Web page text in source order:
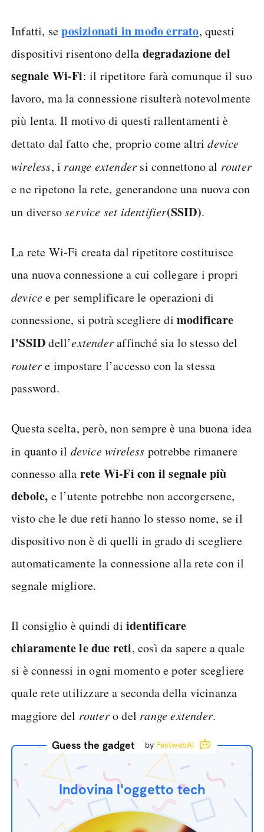
Infatti, seposizionati in modo errato, questi
dispositivi risentono della degradazione del
segnale Wi-Fi: il ripetitore farà comunque il suo
lavoro, ma la connessione risulterà notevolmente
più lenta. Il motivo di questi rallentamenti è
dettato dal fatto che, proprio come altridevice
wireless, i range extender si connettono al router
e ne ripetono la rete, generandone una nuova con
un diversoservice set identifier(SSID).
La rete Wi-Fi creata dal ripetitore costituisce
una nuova connessione a cui collegare i propri
devicee per semplificare le operazioni di
connessione, si potrà scegliere di modificare
l’SSIDdell’extenderaffinché sia lo stesso del
routere impostare l’accesso con la stessa
password.
Questa scelta, però, non sempre è una buona idea
in quanto il device wireless potrebbe rimanere
connesso alla rete Wi-Fi con il segnale più
debole, e l’utente potrebbe non accorgersene,
visto che le due reti hanno lo stesso nome, se il
dispositivo non è di quelli in grado di scegliere
automaticamente la connessione alla rete con il
segnale migliore.
Il consiglio è quindi di identificare
chiaramente le due reti, così da sapere a quale
si è connessi in ogni momento e poter scegliere
quale rete utilizzare a seconda della vicinanza
maggiore del routero del range extender.
Guess the gadget by FastwebAI
Indovina l'oggetto tech